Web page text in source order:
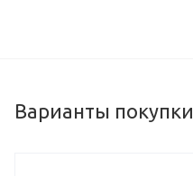
Варианты покупки